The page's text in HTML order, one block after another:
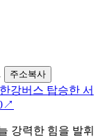
주소복사
강버스 탑승한 서
↗
강력한 힘을 발휘